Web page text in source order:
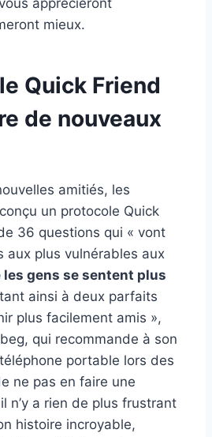
apprécieront
mieux.
Quick Friend
de nouveaux
amitiés, les
un protocole Quick
36 questions qui « vont
aux plus vulnérables aux
gens se sentent plus
ainsi à deux parfaits
plus facilement amis »,
qui recommande à son
portable lors des
ne pas en faire une
n’y a rien de plus frustrant
histoire incroyable,